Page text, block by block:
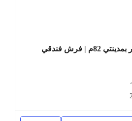
شقة مفروشة للإيجار بمدينتي 82م | فرش فندقي